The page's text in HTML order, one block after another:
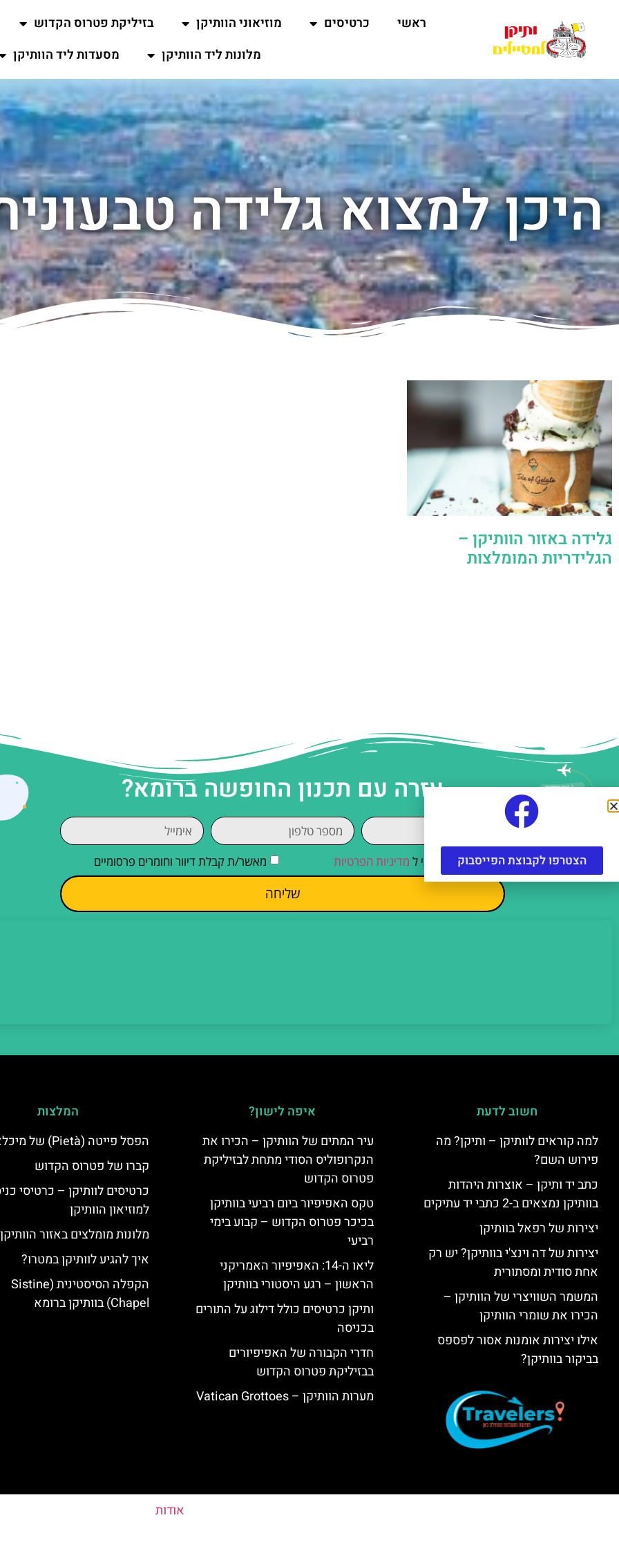
ראשי כרטיסים מוזיאוני הוותיקן
בזיליקת פטרוס הקדוש
מלונות ליד הוותיקן
מסעדות ליד הוותיקן
היכן למצוא גלידה
גלידה באזור הוותיקן –
הגלידריות המומלצות
עזרה עם תכנון החופשה ברומא?
קראתי והסכמתי ל מדיניות הפרטיות מאשר/ת קבלת דיוור וחומרים פרסומיים
שליחה
חשוב לדעת
למה קוראים לוותיקן – ותיקן? מה
פירוש השם?
כתב יד ותיקן – אוצרות היהדות
בוותיקן נמצאים ב-2 כתבי יד עתיקים
יצירות של רפאל בוותיקן
יצירות של דה וינצ'י בוותיקן? יש רק
אחת סודית ומסתורית
המשמר השוויצרי של הוותיקן –
הכירו את שומרי הוותיקן
אילו יצירות אומנות אסור לפספס
בביקור בוותיקן?
איפה לישון?
עיר המתים של הוותיקן – הכירו את
הנקרופוליס הסודי מתחת לבזיליקת
פטרוס הקדוש
טקס האפיפיור ביום רביעי בוותיקן
בכיכר פטרוס הקדוש – קבוע בימי
רביעי
ליאו ה-14: האפיפיור האמריקני
הראשון – רגע היסטורי בוותיקן
ותיקן כרטיסים כולל דילוג על התורים
בכניסה
חדרי הקבורה של האפיפיורים
בבזיליקת פטרוס הקדוש
מערות הוותיקן – Vatican Grottoes
המלצות
הפסל פייטה (Pietà) של מיכלאנג'לו
קברו של פטרוס הקדוש
כרטיסים לוותיקן – כרטיסי
למוזיאון הוותיקן
מלונות מומלצים באזור הוותיקן
איך להגיע לוותיקן במטרו?
הקפלה הסיסטינית (Sistine
Chapel) בוותיקן ברומא
אודות
הצטרפו לקבוצת הפייסבוק